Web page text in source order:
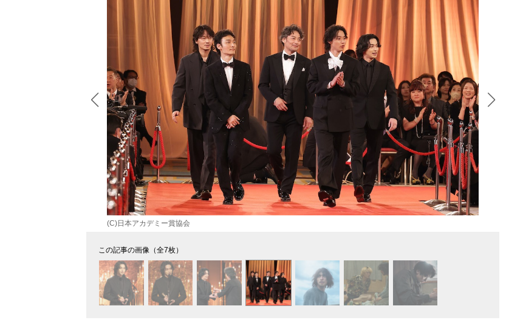
(C)日本アカデミー賞協会
この記事の画像（全7枚）